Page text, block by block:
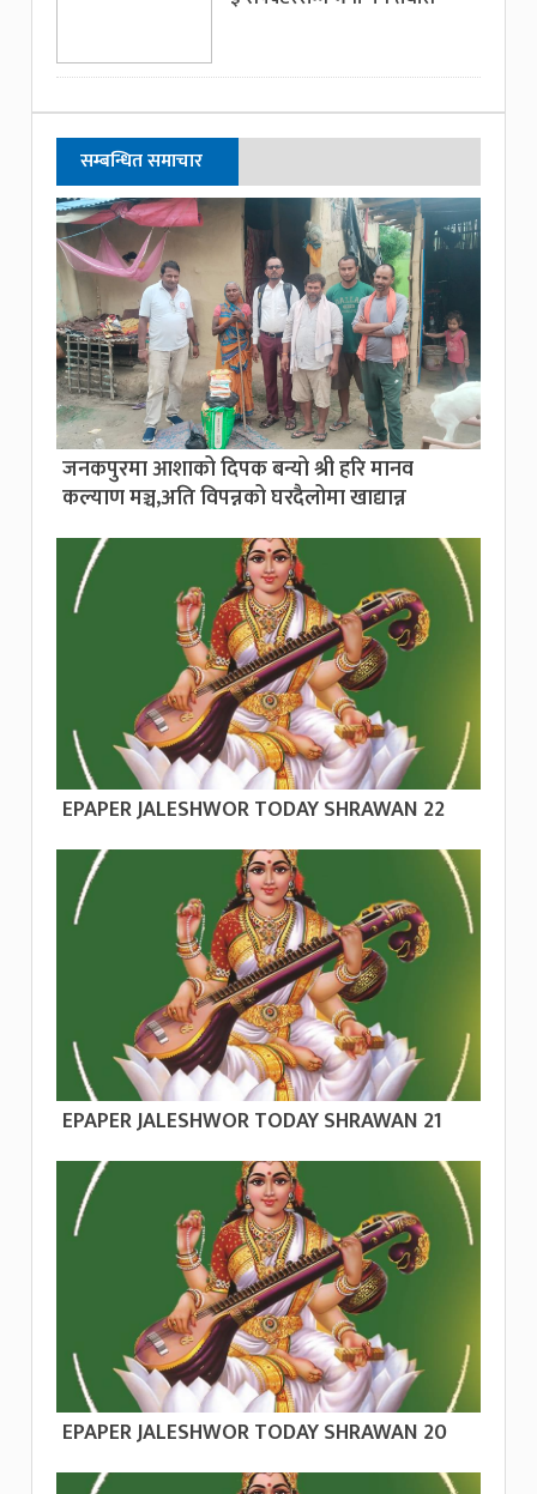
सम्बन्धित समाचार
जनकपुरमा आशाको दिपक बन्यो श्री हरि मानव
कल्याण मञ्च,अति विपन्नको घरदैलोमा खाद्यान्न
EPAPER JALESHWOR TODAY SHRAWAN 22
EPAPER JALESHWOR TODAY SHRAWAN 21
EPAPER JALESHWOR TODAY SHRAWAN 20